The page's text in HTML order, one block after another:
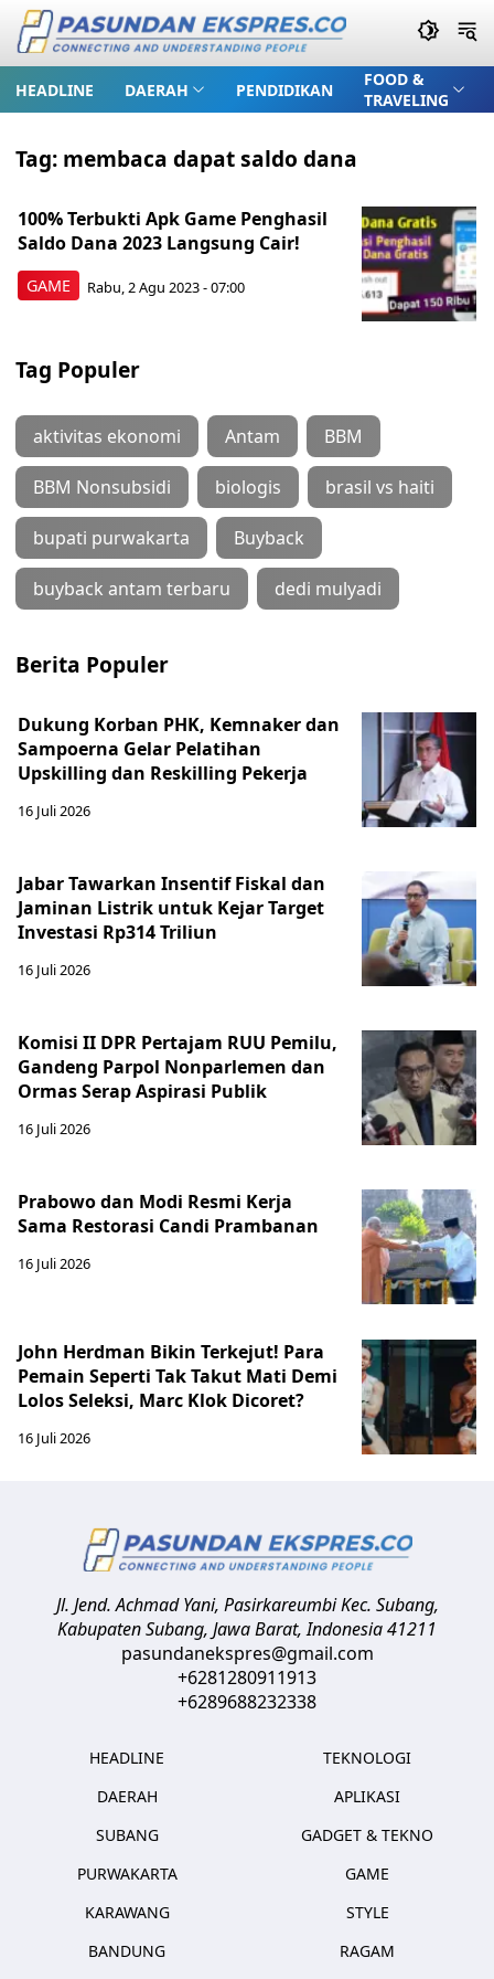
HEADLINE DAERAH PENDIDIKAN
FOOD &
TRAVELING
Tag: membaca dapat saldo dana
GAME
100% Terbukti Apk Game Penghasil
Saldo Dana 2023 Langsung Cair!
Rabu, 2 Agu 2023 - 07:00
Tag Populer
aktivitas ekonomi Antam BBM
BBM Nonsubsidi biologis brasil vs haiti
bupati purwakarta Buyback
buyback antam terbaru dedi mulyadi
Berita Populer
Dukung Korban PHK, Kemnaker dan
Sampoerna Gelar Pelatihan
Upskilling dan Reskilling Pekerja
16 Juli 2026
Jabar Tawarkan Insentif Fiskal dan
Jaminan Listrik untuk Kejar Target
Investasi Rp314 Triliun
16 Juli 2026
Komisi II DPR Pertajam RUU Pemilu,
Gandeng Parpol Nonparlemen dan
Ormas Serap Aspirasi Publik
16 Juli 2026
Prabowo dan Modi Resmi Kerja
Sama Restorasi Candi Prambanan
16 Juli 2026
John Herdman Bikin Terkejut! Para
Pemain Seperti Tak Takut Mati Demi
Lolos Seleksi, Marc Klok Dicoret?
16 Juli 2026
Jl. Jend. Achmad Yani, Pasirkareumbi Kec. Subang,
Kabupaten Subang, Jawa Barat,Indonesia41211
pasundanekspres@gmail.com
+6281280911913
+6289688232338
HEADLINE
DAERAH
SUBANG
PURWAKARTA
KARAWANG
BANDUNG
TEKNOLOGI
APLIKASI
GADGET & TEKNO
GAME
STYLE
RAGAM